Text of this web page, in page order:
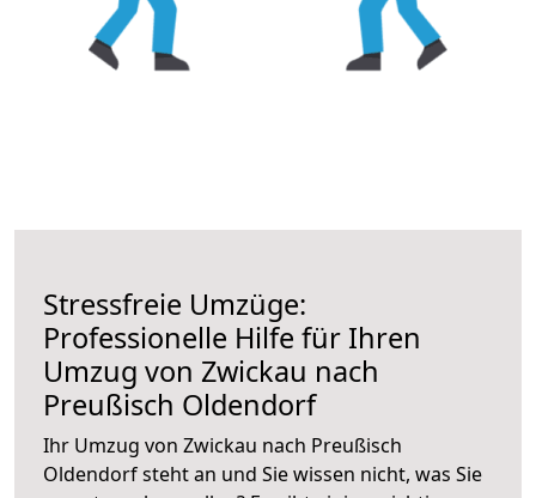
Stressfreie Umzüge:
Professionelle Hilfe für Ihren
Umzug von Zwickau nach
Preußisch Oldendorf
Ihr Umzug von Zwickau nach Preußisch
Oldendorf steht an und Sie wissen nicht, was Sie